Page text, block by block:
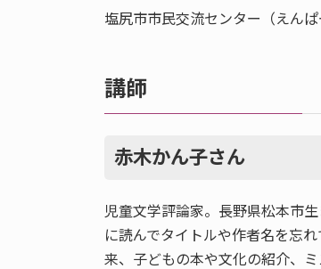
塩尻市市民交流センター（えん
講師
赤木かん子さん
児童文学評論家。長野県松本市
に読んでタイトルや作者名を忘
来、子どもの本や文化の紹介、